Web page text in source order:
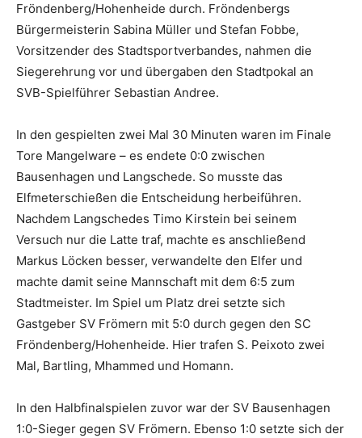
Fröndenberg/Hohenheide durch. Fröndenbergs
Bürgermeisterin Sabina Müller und Stefan Fobbe,
Vorsitzender des Stadtsportverbandes, nahmen die
Siegerehrung vor und übergaben den Stadtpokal an
SVB-Spielführer Sebastian Andree.
In den gespielten zwei Mal 30 Minuten waren im Finale
Tore Mangelware – es endete 0:0 zwischen
Bausenhagen und Langschede. So musste das
Elfmeterschießen die Entscheidung herbeiführen.
Nachdem Langschedes Timo Kirstein bei seinem
Versuch nur die Latte traf, machte es anschließend
Markus Löcken besser, verwandelte den Elfer und
machte damit seine Mannschaft mit dem 6:5 zum
Stadtmeister. Im Spiel um Platz drei setzte sich
Gastgeber SV Frömern mit 5:0 durch gegen den SC
Fröndenberg/Hohenheide. Hier trafen S. Peixoto zwei
Mal, Bartling, Mhammed und Homann.
In den Halbfinalspielen zuvor war der SV Bausenhagen
1:0-Sieger gegen SV Frömern. Ebenso 1:0 setzte sich der